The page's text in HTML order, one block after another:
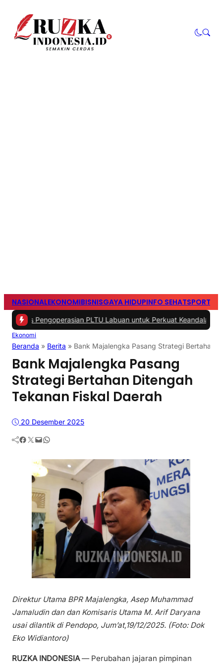
NASIONALEKONOMIBISNISGAYA HIDUPINFO SEHATSPORTS
Pengoperasian PLTU Labuan untuk Perkuat Keandalan Pasokan
Ekonomi
Beranda » Berita » Bank Majalengka Pasang Strategi Bertahan
Bank Majalengka Pasang
Strategi Bertahan Ditengah
Tekanan Fiskal Daerah
20 Desember 2025
Facebook Twitter Mail WhatsApp
Direktur Utama BPR Majalengka, Asep Muhammad
Jamaludin dan dan Komisaris Utama M. Arif Daryana
usai dilantik di Pendopo, Jum’at,19/12/2025. (Foto: Dok
Eko Widiantoro)
RUZKA INDONESIA— Perubahan jajaran pimpinan